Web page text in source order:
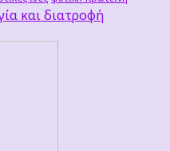
και διατροφή